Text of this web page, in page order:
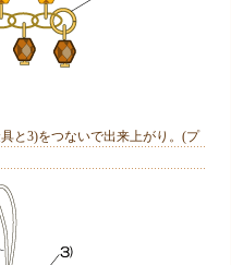
と3)をつないで出来上がり。(プ